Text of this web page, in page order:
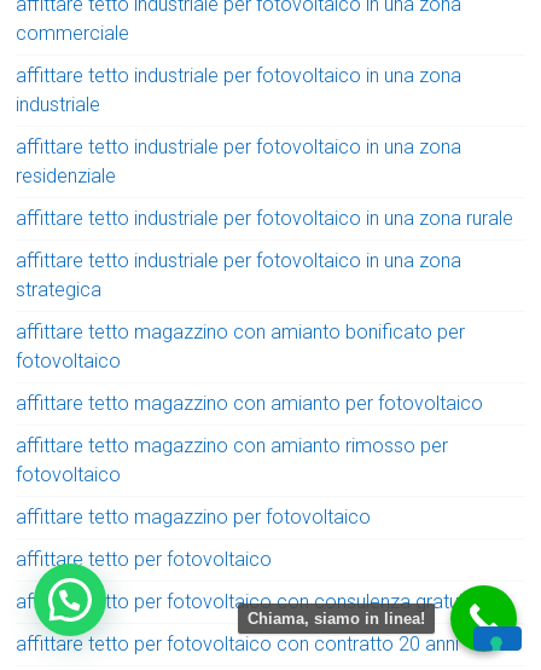
commerciale
affittare tetto industriale per fotovoltaico in una zona
industriale
affittare tetto industriale per fotovoltaico in una zona
residenziale
affittare tetto industriale per fotovoltaico in una zona rurale
affittare tetto industriale per fotovoltaico in una zona
strategica
affittare tetto magazzino con amianto bonificato per
fotovoltaico
affittare tetto magazzino con amianto per fotovoltaico
affittare tetto magazzino con amianto rimosso per
fotovoltaico
affittare tetto magazzino per fotovoltaico
affittare tetto per fotovoltaico
affittare tetto per fotovoltaico con consulenza gratuita
affittare tetto per fotovoltaico con contratto 20 anni
Chiama, siamo in linea!